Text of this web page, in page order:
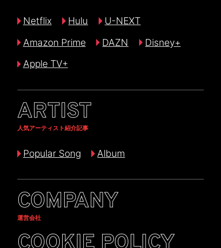
Netflix Hulu
U-NEXT
Amazon Prime
DAZN
Disney+
Apple TV+
ARTIST
人気アーティスト紹介記事
Popular Song Album
COMPANY
運営会社